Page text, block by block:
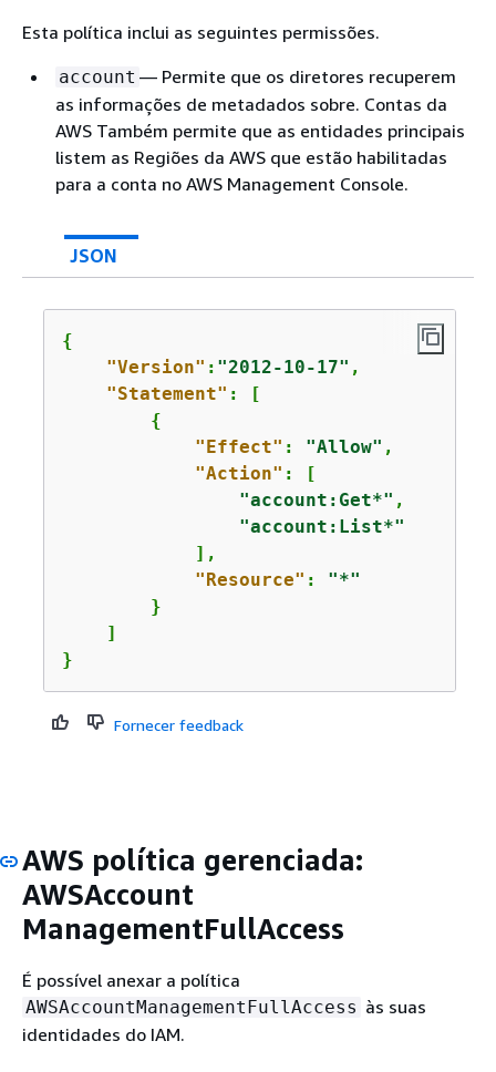
Esta política inclui as seguintes permissões.
account — Permite que os diretores recuperem
as informações de metadados sobre. Contas da
AWS Também permite que as entidades principais
listem as Regiões da AWS que estão habilitadas
para a conta no AWS Management Console.
JSON
{
"Version" : "2012-10-17" ,
"Statement" : [
{
"Effect" : "Allow" ,
"Action" : [
"account:Get*" ,
"account:List*"
            ],
"Resource" : "*"
        }
    ]
}
Fornecer feedback
AWS política gerenciada:
AWSAccount
ManagementFullAccess
É possível anexar a política
AWSAccountManagementFullAccess às suas
identidades do IAM.